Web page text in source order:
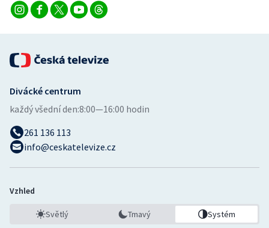
Divácké centrum
každý všední den:8:00—16:00 hodin
261 136 113
info@ceskatelevize.cz
Vzhled
Světlý Tmavý Systém